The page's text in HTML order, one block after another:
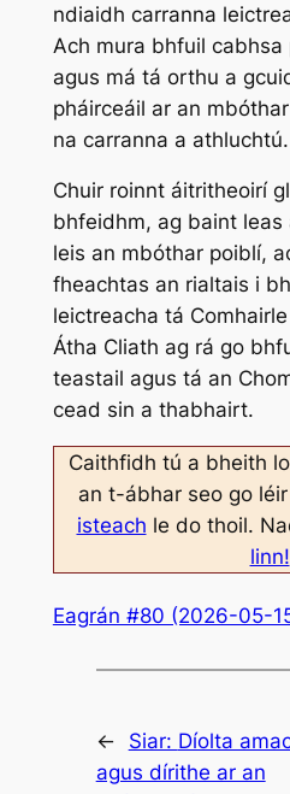
ndiaidh carranna
Ach mura bhfuil
agus má tá orthu a
pháirceáil ar an
na carranna a athluchtú.
Chuir roinnt áitritheoirí
bhfeidhm, ag baint leas
leis an mbóthar poiblí,
fheachtas an rialtais i
leictreacha tá
Átha Cliath ag rá go
teastail agus tá an
cead sin a thabhairt.
Caithfidh tú a bheith
an t-ábhar seo go
isteach le do thoil.
linn!
Eagrán #80 (2026-05-
← Siar: Díolta
agus dírithe ar an